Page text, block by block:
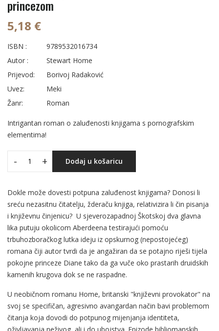
princezom
5,18 €
ISBN :
9789532016734
Autor :
Stewart Home
Prijevod:
Borivoj Radaković
Uvez:
Meki
Žanr:
Roman
Intrigantan roman o zaluđenosti knjigama s pornografskim
elementima!
- + Dodaj u košaricu
Dokle može dovesti potpuna zaluđenost knjigama? Donosi li
sreću nezasitnu čitatelju, žderaču knjiga, relativizira li čin pisanja
i književnu činjenicu? U sjeverozapadnoj Škotskoj dva glavna
lika putuju okolicom Aberdeena testirajući pomoću
trbuhozboračkog lutka ideju iz opskurnog (nepostojećeg)
romana čiji autor tvrdi da je angažiran da se potajno riješi tijela
pokojne princeze Diane tako da ga vuče oko prastarih druidskih
kamenih krugova dok se ne raspadne.
U neobičnom romanu Home, britanski "književni provokator" na
svoj se specifičan, agresivno avangardan način bavi problemom
čitanja koja dovodi do potpunog mijenjanja identiteta,
oživljavanja neživog, ali i do ubojstva. Epizode bibliomanskih